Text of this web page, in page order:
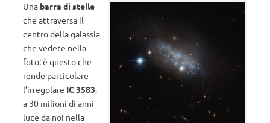
Una barra di stelle
che attraversa il
centro della galassia
che vedete nella
foto: è questo che
rende particolare
l’irregolare IC 3583,
a 30 milioni di anni
luce da noi nella